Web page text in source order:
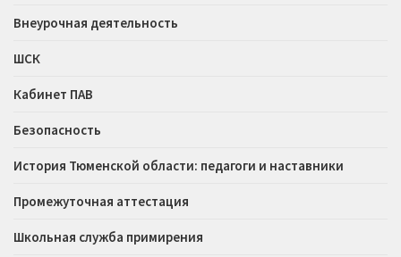
Внеурочная деятельность
ШСК
Кабинет ПАВ
Безопасность
История Тюменской области: педагоги и наставники
Промежуточная аттестация
Школьная служба примирения